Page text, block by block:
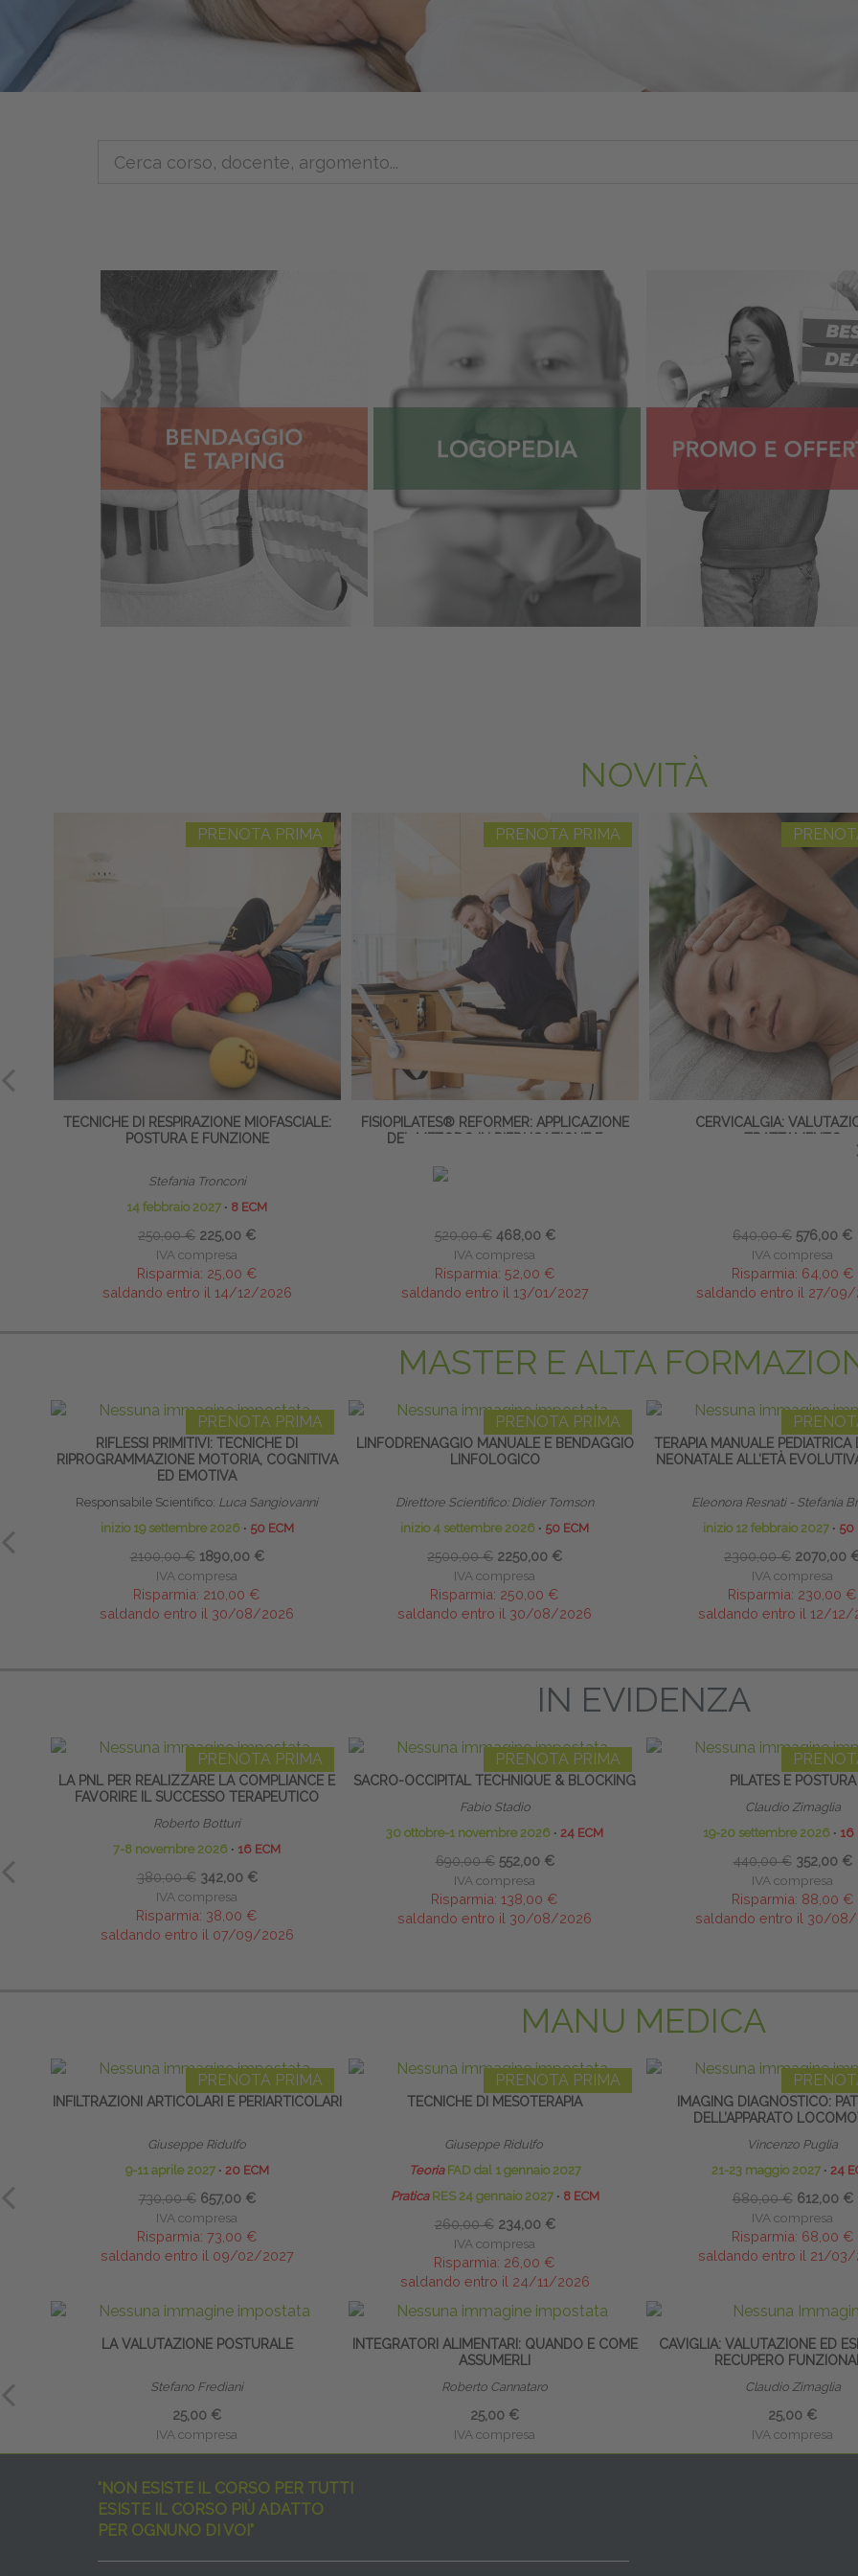
NOVITÀ
PRENOTA PRIMA
TECNICHE DI RESPIRAZIONE MIOFASCIALE:
POSTURA E FUNZIONE
Stefania Tronconi
14 febbraio 2027 ∙ 8 ECM
250,00 € 225,00 €
IVA compresa
Risparmia: 25,00 €
saldando entro il 14/12/2026
PRENOTA PRIMA
FISIOPILATES® REFORMER: APPLICAZIONE
DEL METODO IN RIEDUCAZIONE E
Michaela Fabbris
520,00 € 468,00 €
IVA compresa
Risparmia: 52,00 €
saldando entro il 13/01/2027
CERVICALGIA:
TRATTAMENTO
640,00 € 576,00 €
IVA compresa
Risparmia: 64,00 €
saldando entro il 27/09/
MASTER E ALTA
PRENOTA PRIMA
RIFLESSI PRIMITIVI: TECNICHE DI
RIPROGRAMMAZIONE MOTORIA, COGNITIVA
ED EMOTIVA
Responsabile Scientifico: Luca Sangiovanni
inizio 19 settembre 2026 ∙ 50 ECM
2100,00 € 1890,00 €
IVA compresa
Risparmia: 210,00 €
saldando entro il 30/08/2026
PRENOTA PRIMA
LINFODRENAGGIO MANUALE E BENDAGGIO
LINFOLOGICO
Direttore Scientifico: Didier Tomson
inizio 4 settembre 2026 ∙ 50 ECM
2500,00 € 2250,00 €
IVA compresa
Risparmia: 250,00 €
saldando entro il 30/08/2026
TERAPIA MANUALE PEDIATRICA
NEONATALE ALL’ETÀ
Eleonora Resnati - Stefania
inizio 12 febbraio 2027 ∙ 50
2300,00 € 2070,00
IVA compresa
Risparmia: 230,00 €
saldando entro il 12/12/
IN EVIDENZA
PRENOTA PRIMA
LA PNL PER REALIZZARE LA COMPLIANCE E
FAVORIRE IL SUCCESSO TERAPEUTICO
Roberto Botturi
7-8 novembre 2026 ∙ 16 ECM
380,00 € 342,00 €
IVA compresa
Risparmia: 38,00 €
saldando entro il 07/09/2026
PRENOTA PRIMA
SACRO-OCCIPITAL TECHNIQUE & BLOCKING
Fabio Stadio
30 ottobre-1 novembre 2026 ∙ 24 ECM
690,00 € 552,00 €
IVA compresa
Risparmia: 138,00 €
saldando entro il 30/08/2026
PILATES E POSTURA
Claudio Zimaglia
19-20 settembre 2026 ∙ 16
440,00 € 352,00 €
IVA compresa
Risparmia: 88,00 €
saldando entro il 30/08/
MANU MEDICA
PRENOTA PRIMA
INFILTRAZIONI ARTICOLARI E PERIARTICOLARI
Giuseppe Ridulfo
9-11 aprile 2027 ∙ 20 ECM
730,00 € 657,00 €
IVA compresa
Risparmia: 73,00 €
saldando entro il 09/02/2027
PRENOTA PRIMA
TECNICHE DI MESOTERAPIA
Giuseppe Ridulfo
Teoria FAD dal 1 gennaio 2027
PraticaRES 24 gennaio 2027 ∙ 8 ECM
260,00 € 234,00 €
IVA compresa
Risparmia: 26,00 €
saldando entro il 24/11/2026
IMAGING DIAGNOSTICO:
DELL’APPARATO
Vincenzo Puglia
21-23 maggio 2027 ∙ 24
680,00 € 612,00 €
IVA compresa
Risparmia: 68,00 €
saldando entro il 21/03/
LA VALUTAZIONE POSTURALE
Stefano Frediani
25,00 €
IVA compresa
INTEGRATORI ALIMENTARI: QUANDO E COME
ASSUMERLI
Roberto Cannataro
25,00 €
IVA compresa
CAVIGLIA: VALUTAZIONE ED
RECUPERO
Claudio Zimaglia
25,00 €
IVA compresa
"NON ESISTE IL CORSO PER TUTTI
ESISTE IL CORSO PIÙ ADATTO
PER OGNUNO DI VOI"